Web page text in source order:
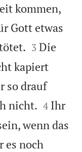
kommen,
Gott etwas


3 Die
kapiert
so drauf
nicht. 

4 Ihr
wenn das
es noch